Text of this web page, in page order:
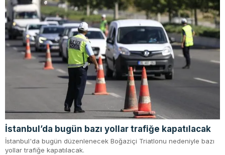
İstanbul’da bugün bazı yollar trafiğe kapatılacak
İstanbul'da bugün düzenlenecek Boğaziçi Triatlonu nedeniyle bazı
yollar trafiğe kapatılacak.